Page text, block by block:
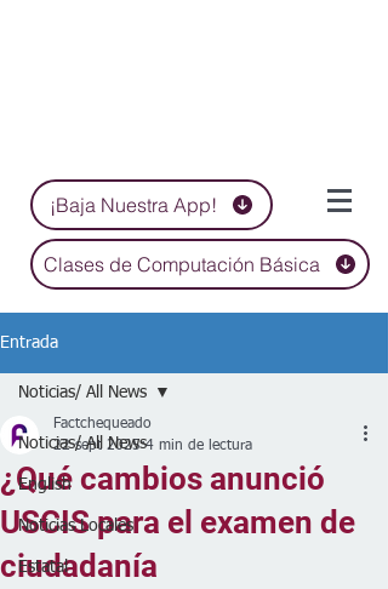
¡Baja Nuestra App!
Clases de Computación Básica
Entrada
Noticias/ All News
English
Noticias Locales
Estatal
Noticias/ All News
¿Qué cambios anunció
USCIS para el examen de
ciudadanía
Factchequeado
22 sept 2025 4 min de lectura